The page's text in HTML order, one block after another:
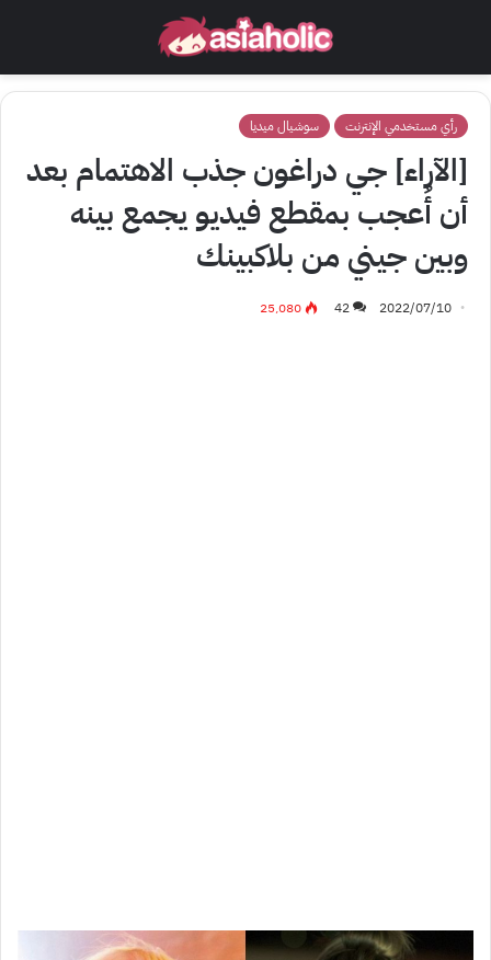
رأي مستخدمي الإنترنت سوشيال ميديا
[الآراء] جي دراغون جذب الاهتمام بعد
أن أُعجب بمقطع فيديو يجمع بينه
وبين جيني من بلاكبينك
2022/07/10
42 25٬080